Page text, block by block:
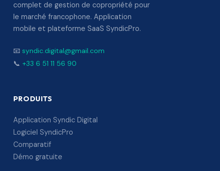
complet de gestion de copropriété pour
le marché francophone. Application
mobile et plateforme SaaS SyndicPro.
📧 syndic.digital@gmail.com
📞 +33 6 51 11 56 90
PRODUITS
Application Syndic Digital
Logiciel SyndicPro
Comparatif
Démo gratuite